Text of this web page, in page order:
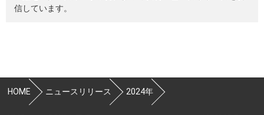
信しています。
HOME ニュースリリース 2024年